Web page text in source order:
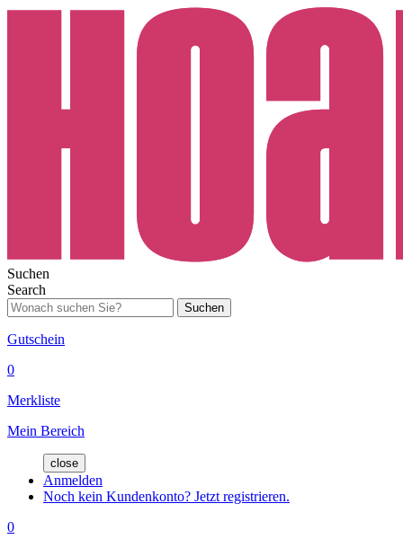
Suchen
Search
Suchen
Gutschein
0
Merkliste
Mein Bereich
close
Anmelden
Noch kein Kundenkonto? Jetzt registrieren.
0